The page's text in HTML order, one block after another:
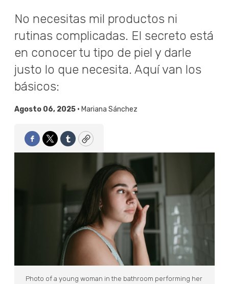
No necesitas mil productos ni
rutinas complicadas. El secreto está
en conocer tu tipo de piel y darle
justo lo que necesita. Aquí van los
básicos:
Agosto 06, 2025 • Mariana Sánchez
Facebook
TwitterTumblrCopy
Photo of a young woman in the bathroom performing her